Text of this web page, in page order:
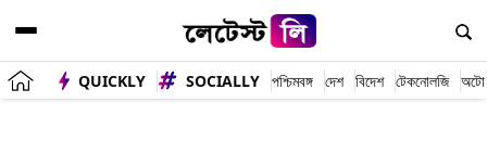
QUICKLY SOCIALLY পশ্চিমবঙ্গ দেশ বিদেশ টেকনোলজি অটো